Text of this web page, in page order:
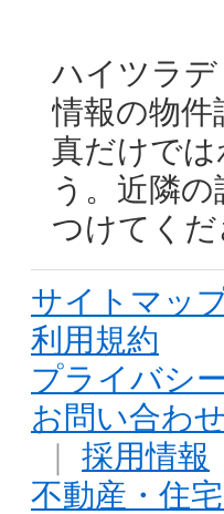
ハイツラ
情報の物件
真だけで
う。近隣
つけてくだ
サイトマッ
利用規約
プライバシ
お問い合わせ
｜ 採用情報
不動産・住